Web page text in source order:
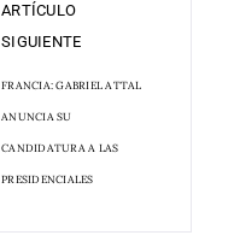
ARTÍCULO
SIGUIENTE
FRANCIA: GABRIEL ATTAL
ANUNCIA SU
CANDIDATURA A LAS
PRESIDENCIALES